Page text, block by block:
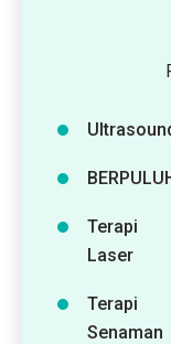
Terapi
Laser
Terapi
Senaman